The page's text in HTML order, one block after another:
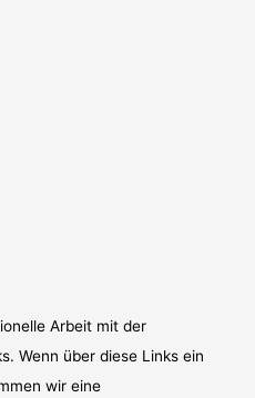
Arbeit mit der
Wenn über diese Links ein
wir eine